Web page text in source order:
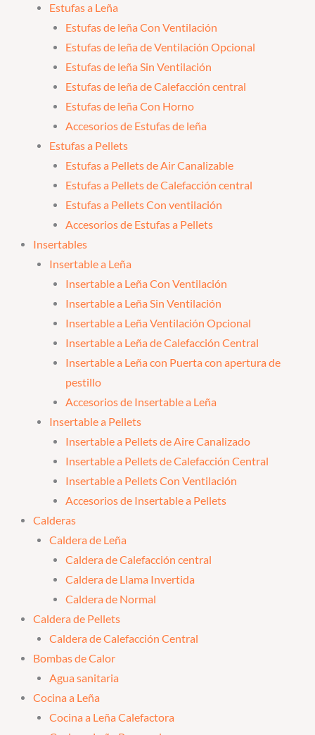
Estufas a Leña
Estufas de leña Con Ventilación
Estufas de leña de Ventilación Opcional
Estufas de leña Sin Ventilación
Estufas de leña de Calefacción central
Estufas de leña Con Horno
Accesorios de Estufas de leña
Estufas a Pellets
Estufas a Pellets de Air Canalizable
Estufas a Pellets de Calefacción central
Estufas a Pellets Con ventilación
Accesorios de Estufas a Pellets
Insertables
Insertable a Leña
Insertable a Leña Con Ventilación
Insertable a Leña Sin Ventilación
Insertable a Leña Ventilación Opcional
Insertable a Leña de Calefacción Central
Insertable a Leña con Puerta con apertura de
pestillo
Accesorios de Insertable a Leña
Insertable a Pellets
Insertable a Pellets de Aire Canalizado
Insertable a Pellets de Calefacción Central
Insertable a Pellets Con Ventilación
Accesorios de Insertable a Pellets
Calderas
Caldera de Leña
Caldera de Calefacción central
Caldera de Llama Invertida
Caldera de Normal
Caldera de Pellets
Caldera de Calefacción Central
Bombas de Calor
Agua sanitaria
Cocina a Leña
Cocina a Leña Calefactora